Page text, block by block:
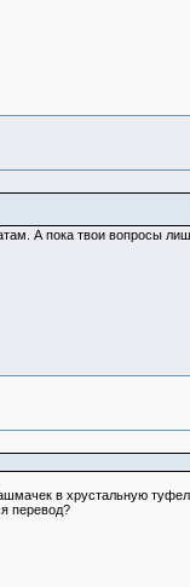
А пока твои вопросы
в хрустальную
перевод?